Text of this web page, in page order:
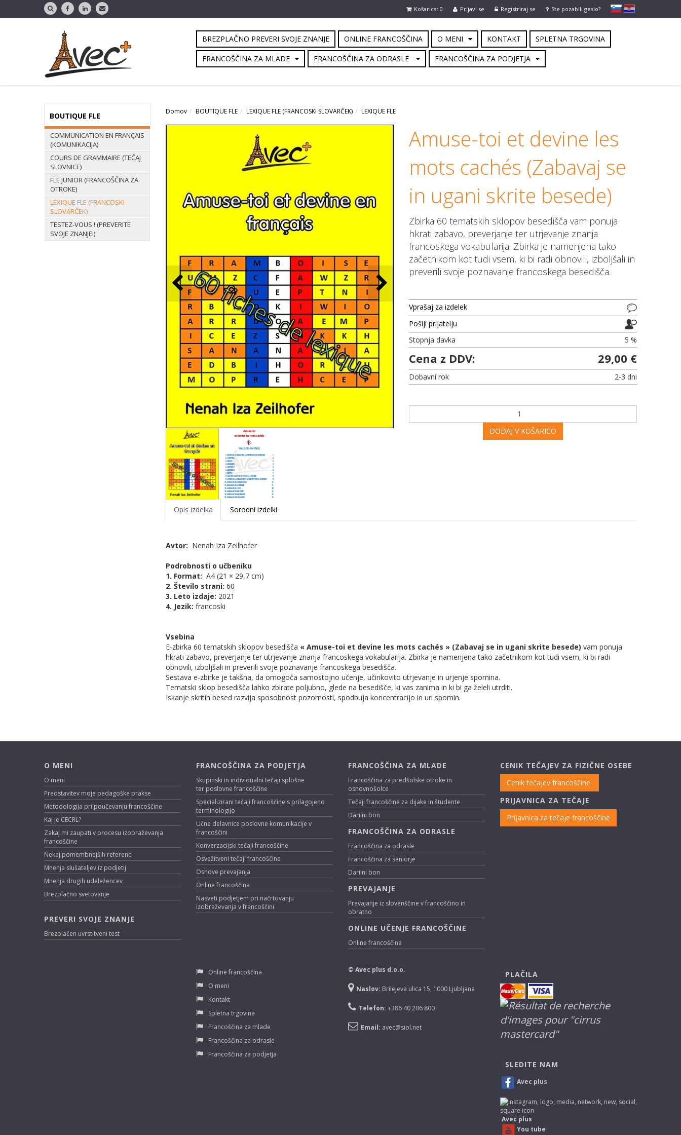
slovensko
Hrvaško
Prijavi se Registriraj se Ste pozabili geslo?
Košarica: 0
BREZPLAČNO PREVERI SVOJE ZNANJE ONLINE FRANCOŠČINA O MENI KONTAKT SPLETNA TRGOVINA
FRANCOŠČINA ZA MLADE FRANCOŠČINA ZA ODRASLE FRANCOŠČINA ZA PODJETJA
BOUTIQUE FLE
COMMUNICATION EN FRANÇAIS
(KOMUNIKACIJA)
COURS DE GRAMMAIRE (TEČAJ
SLOVNICE)
FLE JUNIOR (FRANCOŠČINA ZA
OTROKE)
LEXIQUE FLE (FRANCOSKI
SLOVARČEK)
TESTEZ-VOUS ! (PREVERITE
SVOJE ZNANJE!)
Domov BOUTIQUE FLE LEXIQUE FLE (FRANCOSKI SLOVARČEK) LEXIQUE FLE
Amuse-toi et devine les
mots cachés (Zabavaj se
in ugani skrite besede)
Zbirka 60 tematskih sklopov besedišča vam ponuja
hkrati zabavo, preverjanje ter utrjevanje znanja
francoskega vokabularija. Zbirka je namenjena tako
začetnikom kot tudi vsem, ki bi radi obnovili, izboljšali in
preverili svoje poznavanje francoskega besedišča.
Vprašaj za izdelek
Pošlji prijatelju
Stopnja davka
5 %
Cena z DDV: 29,00 €
Dobavni rok 2-3 dni
DODAJ V KOŠARICO
Opis izdelka Sorodni izdelki
Avtor: Nenah Iza Zeilhofer
Podrobnosti o učbeniku
1. Format: A4 (21 × 29,7 cm)
2. Število strani: 60
3. Leto izdaje: 2021
4. Jezik: francoski
Vsebina
E-zbirka 60 tematskih sklopov besedišča « Amuse-toi et devine les mots cachés » (Zabavaj se in ugani skrite besede) vam ponuja
hkrati zabavo, preverjanje ter utrjevanje znanja francoskega vokabularija. Zbirka je namenjena tako začetnikom kot tudi vsem, ki bi radi
obnovili, izboljšali in preverili svoje poznavanje francoskega besedišča.
Sestava e-zbirke je takšna, da omogoča samostojno učenje, učinkovito utrjevanje in urjenje spomina.
Tematski sklop besedišča lahko zbirate poljubno, glede na besedišče, ki vas zanima in ki bi ga želeli utrditi.
Iskanje skritih besed razvija sposobnost pozornosti, spodbuja koncentracijo in uri spomin.
O MENI
O meni
Predstavitev moje pedagoške prakse
Metodologija pri poučevanju francoščine
Kaj je CECRL?
Zakaj mi zaupati v procesu izobraževanja
francoščine
Nekaj pomembnejših referenc
Mnenja slušateljev iz podjetij
Mnenja drugih udeležencev
Brezplačno svetovanje
PREVERI SVOJE ZNANJE
Brezplačen uvrstitveni test
FRANCOŠČINA ZA PODJETJA
Skupinski in individualni tečaji splošne
ter poslovne francoščine
Specializirani tečaji francoščine s prilagojeno
terminologijo
Učne delavnice poslovne komunikacije v
francoščini
Konverzacijski tečaji francoščine
Osvežitveni tečaji francoščine
Osnove prevajanja
Online francoščina
Nasveti podjetjem pri načrtovanju
izobraževanja v francoščini
FRANCOŠČINA ZA MLADE
Francoščina za predšolske otroke in
osnovnošolce
Tečaji francoščine za dijake in študente
Darilni bon
FRANCOŠČINA ZA ODRASLE
Francoščina za odrasle
Francoščina za seniorje
Darilni bon
PREVAJANJE
Prevajanje iz slovenščine v francoščino in
obratno
ONLINE UČENJE FRANCOŠČINE
Online francoščina
CENIK TEČAJEV ZA FIZIČNE OSEBE
Cenik tečajev francoščine
PRIJAVNICA ZA TEČAJE
Prijavnica za tečaje francoščine
Online francoščina
O meni
Kontakt
Spletna trgovina
Francoščina za mlade
Francoščina za odrasle
Francoščina za podjetja
© Avec plus d.o.o.
Naslov: Brilejeva ulica 15, 1000 Ljubljana
Telefon: +386 40 206 800
Email: avec@siol.net
PLAČILA
SLEDITE NAM
Avec plus
Avec plus
You tube